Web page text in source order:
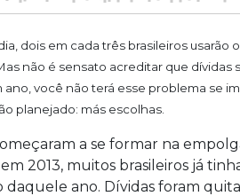
dois em cada três brasileiros usarão o
não é sensato acreditar que dívidas
ano, você não terá esse problema se
planejado: más escolhas.
a se formar na
2013, muitos brasileiros já
ano. Dívidas foram